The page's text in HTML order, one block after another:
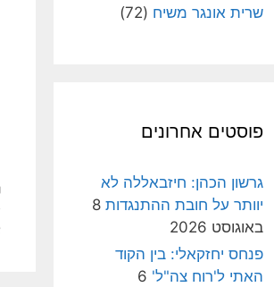
שרית אונגר משיח (72)
פוסטים אחרונים
גרשון הכהן: חיזבאללה לא
יוותר על חובת ההתנגדות 8
באוגוסט 2026
פנחס יחזקאלי: בין הקוד
האתי ל'רוח צה"ל' 6